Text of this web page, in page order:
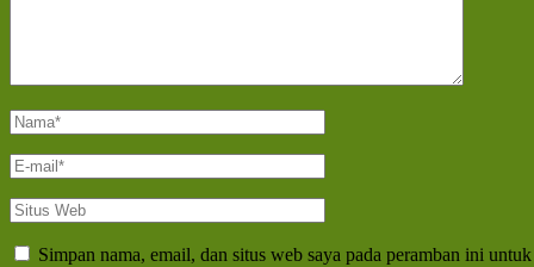
Nama*
E-
mail*
Situs
Web
Simpan nama, email, dan situs web saya pada peramban ini